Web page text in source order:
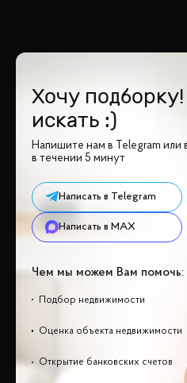
Хочу
искать :)
Напишите нам в Telegram или
в течении 5 минут
Написать в Telegram
Написать в MAX
Чем мы можем Вам помочь:
Подбор недвижимости
Оценка объекта недвижимости
Открытие банковских счетов